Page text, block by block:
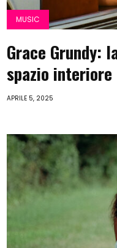
MUSIC
Grace Grundy:
spazio interiore
APRILE 5, 2025